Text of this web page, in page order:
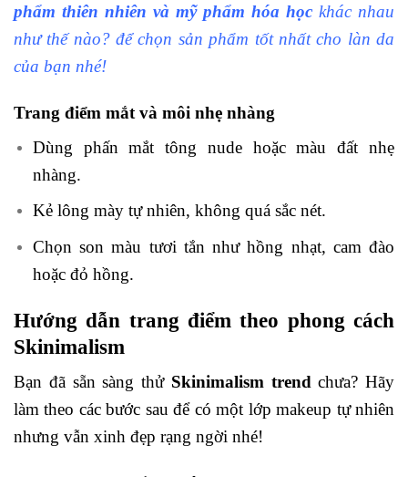
phẩm thiên nhiên và mỹ phẩm hóa học khác nhau
như thế nào? để chọn sản phẩm tốt nhất cho làn da
của bạn nhé!
Trang điểm mắt và môi nhẹ nhàng
Dùng phấn mắt tông nude hoặc màu đất nhẹ
nhàng.
Kẻ lông mày tự nhiên, không quá sắc nét.
Chọn son màu tươi tắn như hồng nhạt, cam đào
hoặc đỏ hồng.
Hướng dẫn trang điểm theo phong cách
Skinimalism
Bạn đã sẵn sàng thử Skinimalism trend chưa? Hãy
làm theo các bước sau để có một lớp makeup tự nhiên
nhưng vẫn xinh đẹp rạng ngời nhé!